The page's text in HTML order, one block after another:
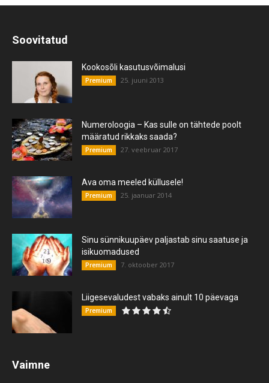
Soovitatud
Kookosõli kasutusvõimalusi
Premium 25. juuni 2013
Numeroloogia – Kas sulle on tähtede poolt
määratud rikkaks saada?
Premium 27. veebruar 2017
Ava oma meeled küllusele!
Premium 25. jaanuar 2014
Sinu sünnikuupäev paljastab sinu saatuse ja
isikuomadused
Premium 7. oktoober 2017
Liigesevaludest vabaks ainult 10 päevaga
Premium
Vaimne